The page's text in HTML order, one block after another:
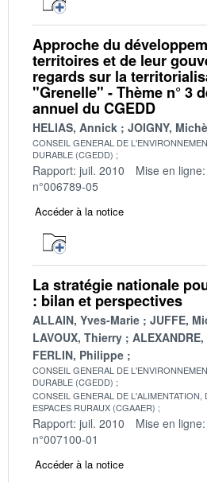
Approche du
territoires et de leur
regards sur la
"Grenelle" - Thème n° 3
annuel du CGEDD
HELIAS, Annick JOIGNY,
CONSEIL GENERAL DE
DURABLE (CGEDD)
Rapport: juil. 2010 Mise en
n°006789-05
Accéder à la notice
La stratégie nationale
: bilan et perspectives
ALLAIN, Yves-Marie
JUFFE,
LAVOUX, Thierry
FERLIN, Philippe
CONSEIL GENERAL DE
DURABLE (CGEDD)
CONSEIL GENERAL DE
ESPACES RURAUX (CGAAER)
Rapport: juil. 2010 Mise en
n°007100-01
Accéder à la notice